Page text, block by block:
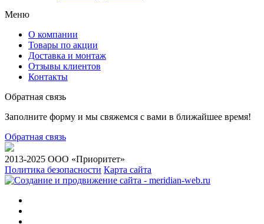
Меню
О компании
Товары по акции
Доставка и монтаж
Отзывы клиентов
Контакты
Обратная связь
Заполните форму и мы свяжемся с вами в ближайшее время!
Обратная связь
2013-2025 ООО «Приоритет»
Политика безопасности Карта сайта